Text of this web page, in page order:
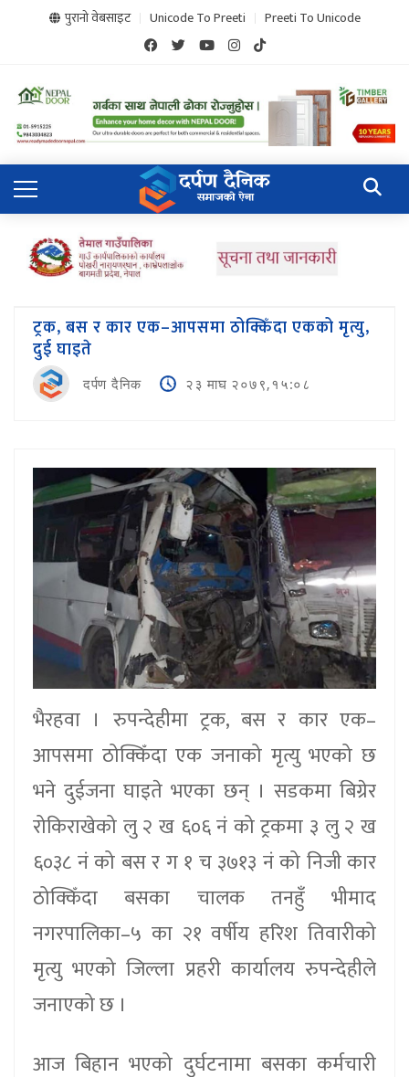
पुरानो वेबसाइट Unicode To Preeti Preeti To Unicode
ट्रक, बस र कार एक–आपसमा ठोक्किँदा एकको मृत्यु,
दुई घाइते
दर्पण दैनिक २३ माघ २०७९,१५:०८
भैरहवा । रुपन्देहीमा ट्रक, बस र कार एक–
आपसमा ठोक्किँदा एक जनाको मृत्यु भएको छ
भने दुईजना घाइते भएका छन् । सडकमा बिग्रेर
रोकिराखेको लु २ ख ६०६ नं को ट्रकमा ३ लु २ ख
६०३८ नं को बस र ग १ च ३७१३ नं को निजी कार
ठोक्किँदा बसका चालक तनहुँ भीमाद
नगरपालिका–५ का २१ वर्षीय हरिश तिवारीको
मृत्यु भएको जिल्ला प्रहरी कार्यालय रुपन्देहीले
जनाएको छ ।
आज बिहान भएको दुर्घटनामा बसका कर्मचारी